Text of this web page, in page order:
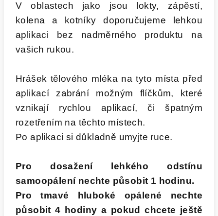
V oblastech jako jsou lokty, zápěstí,
kolena a kotníky doporučujeme lehkou
aplikaci bez nadměrného produktu na
vašich rukou.
Hrášek tělového mléka na tyto místa před
aplikací zabrání možným flíčkům, které
vznikají rychlou aplikací, či špatným
rozetřením na těchto místech.
Po aplikaci si důkladně umyjte ruce.
Pro dosažení lehkého odstínu
samoopálení nechte působit 1 hodinu.
Pro tmavé hluboké opálené nechte
působit 4 hodiny a pokud chcete ještě